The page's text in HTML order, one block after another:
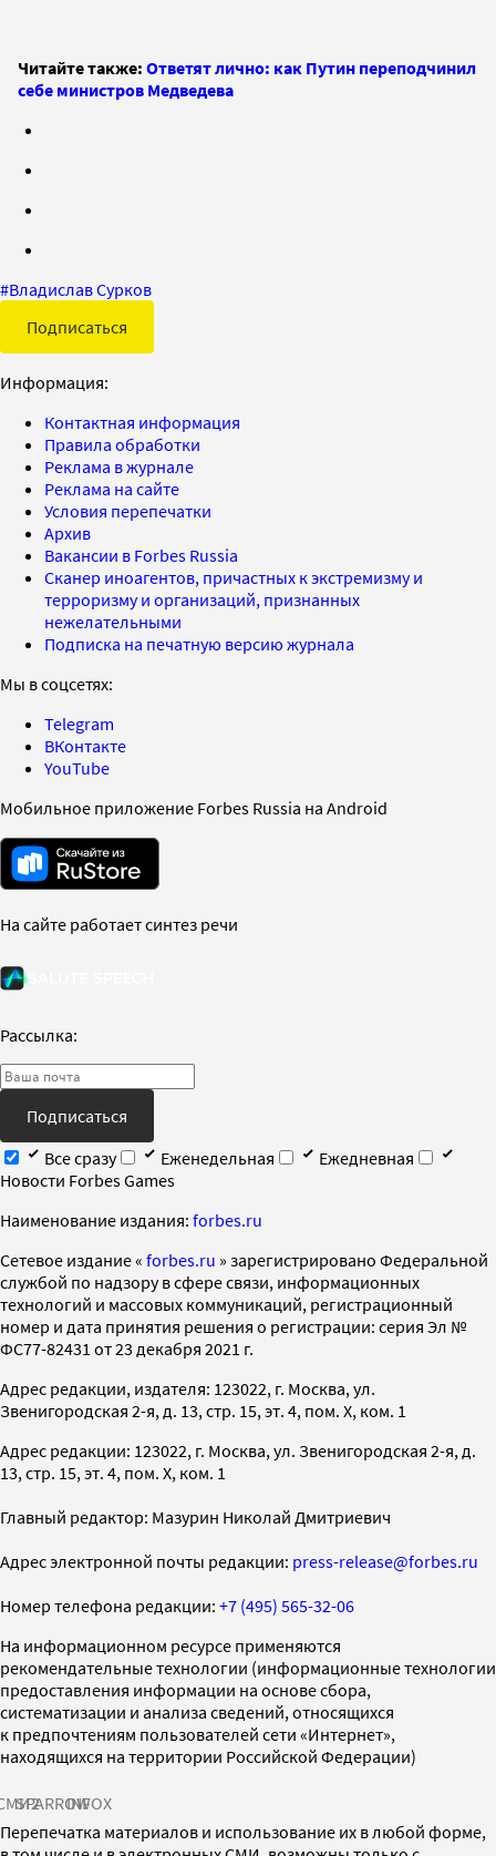
Читайте также: Ответят лично: как Путин переподчинил
себе министров Медведева
#Владислав Сурков
Подписаться
Информация:
Контактная информация
Правила обработки
Реклама в журнале
Реклама на сайте
Условия перепечатки
Архив
Вакансии в Forbes Russia
Сканер иноагентов, причастных к экстремизму и
терроризму и организаций, признанных
нежелательными
Подписка на печатную версию журнала
Мы в соцсетях:
Telegram
ВКонтакте
YouTube
Мобильное приложение Forbes Russia на Android
На сайте работает синтез речи
Рассылка:
Подписаться
Все сразу
Еженедельная
Ежедневная
Новости Forbes Games
Наименование издания: forbes.ru
Cетевое издание « forbes.ru » зарегистрировано Федеральной
службой по надзору в сфере связи, информационных
технологий и массовых коммуникаций, регистрационный
номер и дата принятия решения о регистрации: серия Эл №
ФС77-82431 от 23 декабря 2021 г.
Адрес редакции, издателя: 123022, г. Москва, ул.
Звенигородская 2-я, д. 13, стр. 15, эт. 4, пом. X, ком. 1
Адрес редакции: 123022, г. Москва, ул. Звенигородская 2-я, д.
13, стр. 15, эт. 4, пом. X, ком. 1
Главный редактор: Мазурин Николай Дмитриевич
Адрес электронной почты редакции: press-release@forbes.ru
Номер телефона редакции: +7 (495) 565-32-06
На информационном ресурсе применяются
рекомендательные технологии (информационные технологии
предоставления информации на основе сбора,
систематизации и анализа сведений, относящихся
к предпочтениям пользователей сети «Интернет»,
находящихся на территории Российской Федерации)
SPARROWINFOX
Перепечатка материалов и использование их в любой форме,